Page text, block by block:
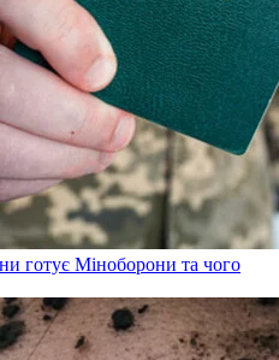
готує Міноборони та чого